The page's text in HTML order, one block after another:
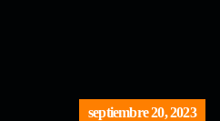
septiembre 20, 2023